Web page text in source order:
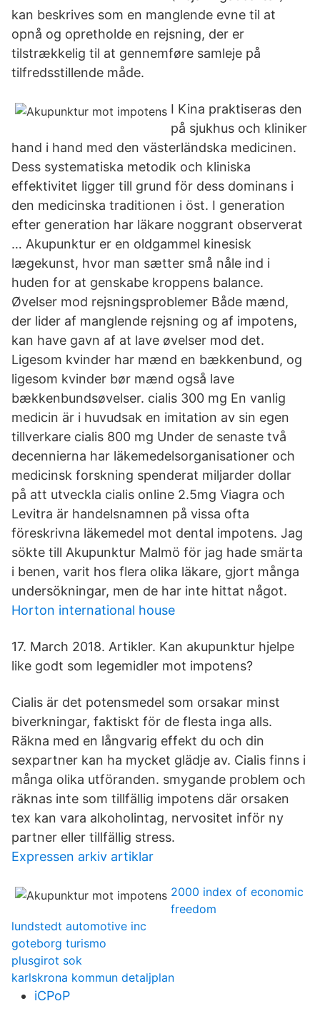
kan beskrives som en manglende evne til at
opnå og opretholde en rejsning, der er
tilstrækkelig til at gennemføre samleje på
tilfredsstillende måde.
I Kina praktiseras den
på sjukhus och kliniker
hand i hand med den västerländska medicinen.
Dess systematiska metodik och kliniska
effektivitet ligger till grund för dess dominans i
den medicinska traditionen i öst. I generation
efter generation har läkare noggrant observerat
… Akupunktur er en oldgammel kinesisk
lægekunst, hvor man sætter små nåle ind i
huden for at genskabe kroppens balance.
Øvelser mod rejsningsproblemer Både mænd,
der lider af manglende rejsning og af impotens,
kan have gavn af at lave øvelser mod det.
Ligesom kvinder har mænd en bækkenbund, og
ligesom kvinder bør mænd også lave
bækkenbundsøvelser. cialis 300 mg En vanlig
medicin är i huvudsak en imitation av sin egen
tillverkare cialis 800 mg Under de senaste två
decennierna har läkemedelsorganisationer och
medicinsk forskning spenderat miljarder dollar
på att utveckla cialis online 2.5mg Viagra och
Levitra är handelsnamnen på vissa ofta
föreskrivna läkemedel mot dental impotens. Jag
sökte till Akupunktur Malmö för jag hade smärta
i benen, varit hos flera olika läkare, gjort många
undersökningar, men de har inte hittat något.
Horton international house
17. March 2018. Artikler. Kan akupunktur hjelpe
like godt som legemidler mot impotens?
Cialis är det potensmedel som orsakar minst
biverkningar, faktiskt för de flesta inga alls.
Räkna med en långvarig effekt du och din
sexpartner kan ha mycket glädje av. Cialis finns i
många olika utföranden. smygande problem och
räknas inte som tillfällig impotens där orsaken
tex kan vara alkoholintag, nervositet inför ny
partner eller tillfällig stress.
Expressen arkiv artiklar
2000 index of economic
freedom
lundstedt automotive inc
goteborg turismo
plusgirot sok
karlskrona kommun detaljplan
iCPoP